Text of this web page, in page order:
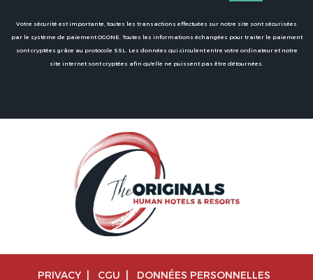
Votre sécurité est importante, toutes les transactions effectuées sur notre site sont sécurisées
par le système de paiement OGONE. Toutes les informations échangées pour traiter le paiement
sont cryptées grâce au protocole SSL. Les données qui circulent entre votre ordinateur et notre
site internet sont cryptées afin qu'elle ne puissent pas être détournées.
PRIVACY CGU DONNÉES PERSONNELLES